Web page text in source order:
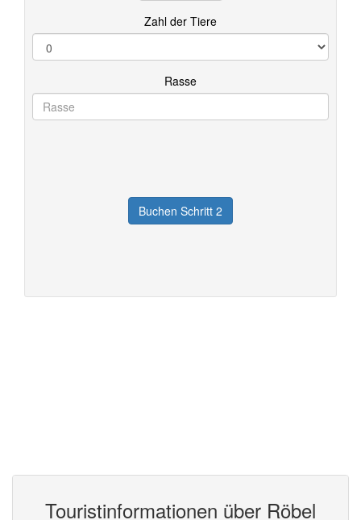
Touristinformationen über Röbel